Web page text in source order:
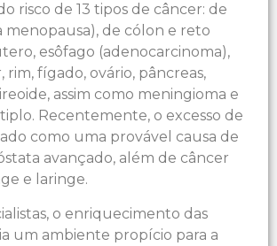
risco de 13 tipos de câncer: de
menopausa), de cólon e reto
esôfago (adenocarcinoma),
rim, fígado, ovário, pâncreas,
assim como meningioma e
Recentemente, o excesso de
como uma provável causa de
avançado, além de câncer
e laringe.
o enriquecimento das
um ambiente propício para a